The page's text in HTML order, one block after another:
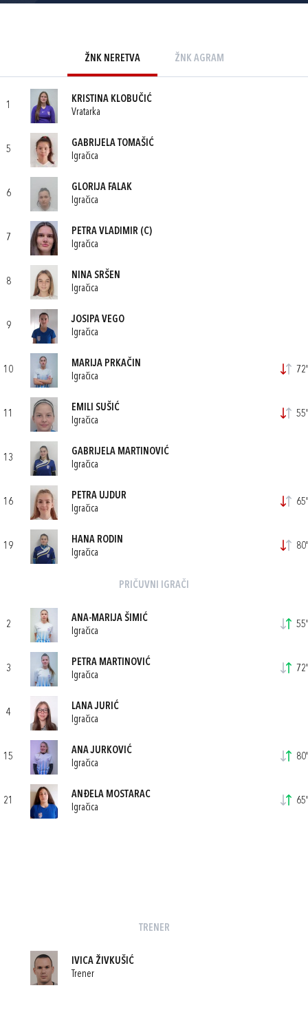
ŽNK NERETVA ŽNK AGRAM
1
KRISTINA KLOBUČIĆ
Vratarka
5
GABRIJELA TOMAŠIĆ
Igračica
6
GLORIJA FALAK
Igračica
7
PETRA VLADIMIR (C)
Igračica
8
NINA SRŠEN
Igračica
9
JOSIPA VEGO
Igračica
10
MARIJA PRKAČIN
Igračica
72'
11
EMILI SUŠIĆ
Igračica
55'
13
GABRIJELA MARTINOVIĆ
Igračica
16
PETRA UJDUR
Igračica
65'
19
HANA RODIN
Igračica
80'
PRIČUVNI IGRAČI
2
ANA-MARIJA ŠIMIĆ
Igračica
55'
3
PETRA MARTINOVIĆ
Igračica
72'
4
LANA JURIĆ
Igračica
15
ANA JURKOVIĆ
Igračica
80'
21
ANĐELA MOSTARAC
Igračica
65'
TRENER
IVICA ŽIVKUŠIĆ
Trener